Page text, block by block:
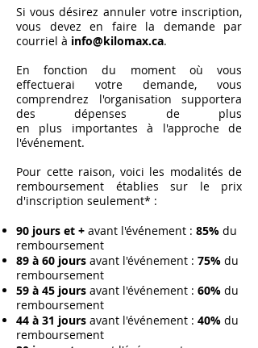
Si vous désirez annuler votre inscription,
vous devez en faire la demande par
courriel à info@kilomax.ca.
En fonction du moment où vous
effectuerai votre demande, vous
comprendrez l'organisation supportera
des dépenses de plus
en plus importantes à l'approche de
l'événement.
Pour cette raison, voici les modalités de
remboursement établies sur le prix
d'inscription seulement* :
90 jours et + avant l'événement : 85% du
remboursement
89 à 60 jours avant l'événement : 75% du
remboursement
59 à 45 jours avant l'événement : 60% du
remboursement
44 à 31 jours avant l'événement : 40% du
remboursement